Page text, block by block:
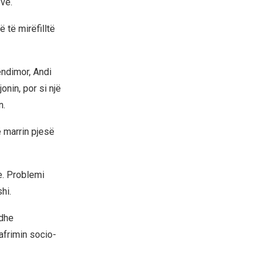
të mirëfilltë
Andi
por si një
pjesë
Problemi
socio-